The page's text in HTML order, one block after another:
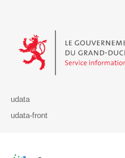
Le Gouvernement du
udata
udata-front